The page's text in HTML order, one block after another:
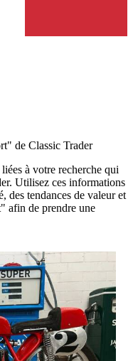
de Classic Trader
à votre recherche qui
Utilisez ces informations
des tendances de valeur et
afin de prendre une